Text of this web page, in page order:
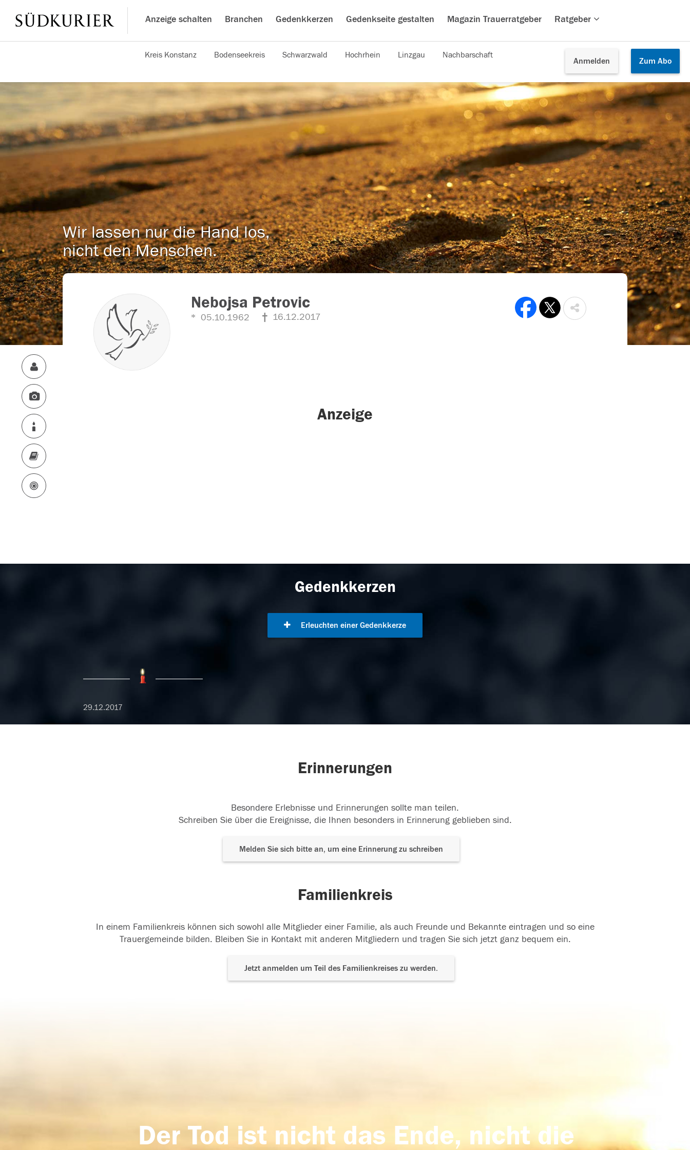
Anzeige schalten Branchen Gedenkkerzen Gedenkseite gestalten Magazin Trauerratgeber Ratgeber
Anmelden Zum Abo
Kreis Konstanz Bodenseekreis Schwarzwald Hochrhein Linzgau Nachbarschaft
Wir lassen nur die Hand los,
nicht den Menschen.
Nebojsa Petrovic
05.10.1962 16.12.2017
Anzeige
Gedenkkerzen
Erleuchten einer Gedenkkerze
29.12.2017
Erinnerungen
Besondere Erlebnisse und Erinnerungen sollte man teilen.
Schreiben Sie über die Ereignisse, die Ihnen besonders in Erinnerung geblieben sind.
Melden Sie sich bitte an, um eine Erinnerung zu schreiben
Familienkreis
In einem Familienkreis können sich sowohl alle Mitglieder einer Familie, als auch Freunde und Bekannte eintragen und so eine
Trauergemeinde bilden. Bleiben Sie in Kontakt mit anderen Mitgliedern und tragen Sie sich jetzt ganz bequem ein.
Jetzt anmelden um Teil des Familienkreises zu werden.
Der Tod ist nicht das Ende, nicht die